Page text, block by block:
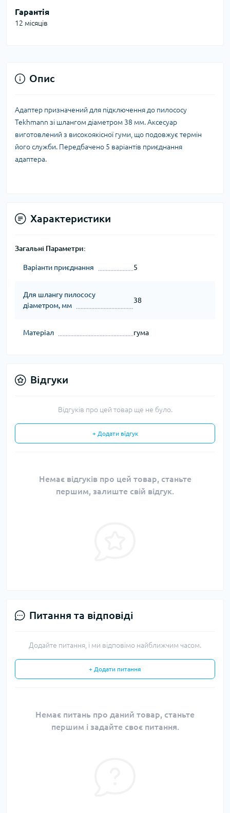
Гарантія
12 місяців
Опис
Адаптер призначений для підключення до пилососу
Tekhmann зі шлангом діаметром 38 мм. Аксесуар
виготовлений з високоякісної гуми, що подовжує термін
його служби. Передбачено 5 варіантів приєднання
адаптера.
Характеристики
Загальні Параметри:
Варіанти приєднання 5
Для шлангу пилососу
діаметром, мм
38
Матеріал гума
Відгуки
Відгуків про цей товар ще не було.
+ Додати відгук
Немає відгуків про цей товар, станьте
першим, залиште свій відгук.
Питання та відповіді
Додайте питання, і ми відповімо найближчим часом.
+ Додати питання
Немає питань про даний товар, станьте
першим і задайте своє питання.